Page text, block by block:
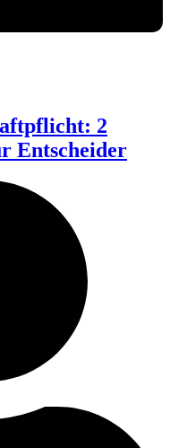
2
Entscheider